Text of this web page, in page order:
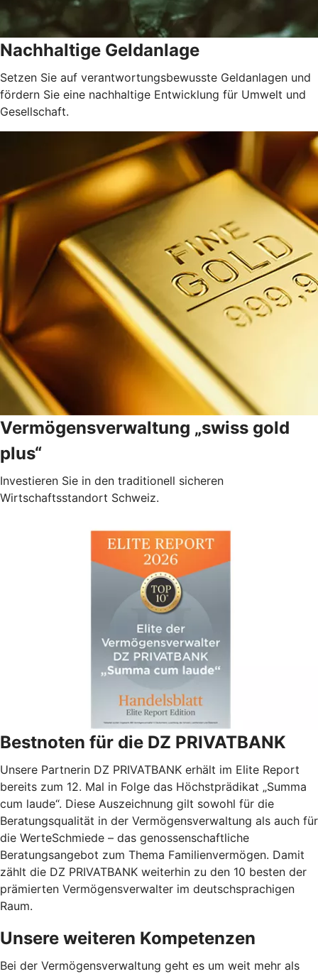
Nachhaltige Geldanlage
Setzen Sie auf verantwortungsbewusste Geldanlagen und
fördern Sie eine nachhaltige Entwicklung für Umwelt und
Gesellschaft.
Vermögensverwaltung „swiss gold
plus“
Investieren Sie in den traditionell sicheren
Wirtschaftsstandort Schweiz.
Bestnoten für die DZ PRIVATBANK
Unsere Partnerin DZ PRIVATBANK erhält im Elite Report
bereits zum 12. Mal in Folge das Höchstprädikat „Summa
cum laude“. Diese Auszeichnung gilt sowohl für die
Beratungsqualität in der Vermögensverwaltung als auch für
die WerteSchmiede – das genossenschaftliche
Beratungsangebot zum Thema Familienvermögen. Damit
zählt die DZ PRIVATBANK weiterhin zu den 10 besten der
prämierten Vermögensverwalter im deutschsprachigen
Raum.
Unsere weiteren Kompetenzen
Bei der Vermögensverwaltung geht es um weit mehr als